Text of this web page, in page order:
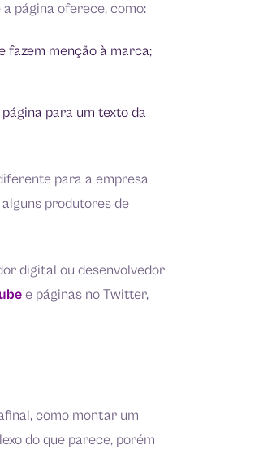
página oferece, como:
fazem menção à marca;
para um texto da
para a empresa
produtores de
digital ou desenvolvedor
e páginas no Twitter,
como montar um
do que parece, porém